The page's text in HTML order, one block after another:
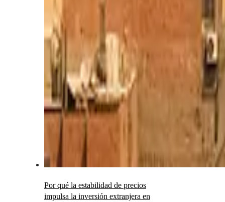
Por qué la estabilidad de precios
impulsa la inversión extranjera en